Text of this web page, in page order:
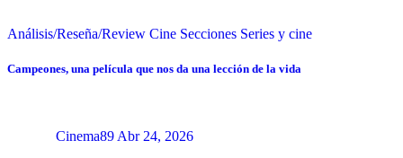
Análisis/Reseña/Review Cine Secciones Series y cine
Campeones, una película que nos da una lección de la vida
Cinema89 Abr 24, 2026